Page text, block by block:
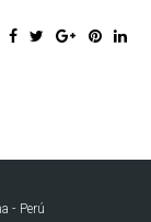
- Perú